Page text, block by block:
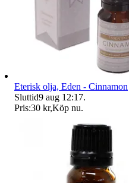
Eterisk olja, Eden - Cinnamon
Sluttid9 aug 12:17.
Pris:30 kr,Köp nu.